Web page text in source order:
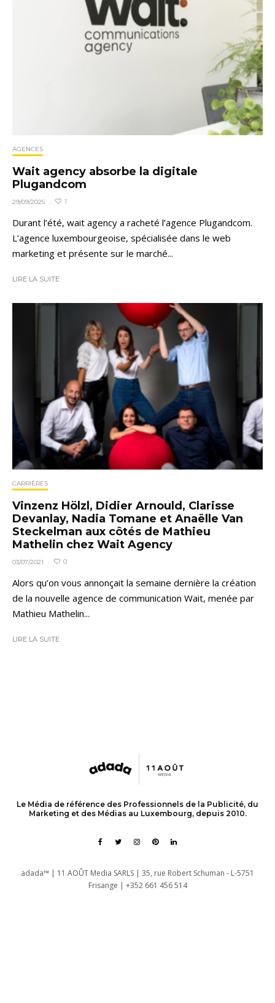
AGENCES
Wait agency absorbe la digitale
Plugandcom
29/09/2025 · 1
Durant l’été, wait agency a racheté l’agence Plugandcom.
L’agence luxembourgeoise, spécialisée dans le web
marketing et présente sur le marché...
LIRE LA SUITE
CARRIÈRES
Vinzenz Hölzl, Didier Arnould, Clarisse
Devanlay, Nadia Tomane et Anaëlle Van
Steckelman aux côtés de Mathieu
Mathelin chez Wait Agency
03/07/2021 · 0
Alors qu’on vous annonçait la semaine dernière la création
de la nouvelle agence de communication Wait, menée par
Mathieu Mathelin...
LIRE LA SUITE
Le Média de référence des Professionnels de la Publicité, du
Marketing et des Médias au Luxembourg, depuis 2010.
adada™ | 11 AOÛT Media SARLS | 35, rue Robert Schuman - L-5751
Frisange | +352 661 456 514